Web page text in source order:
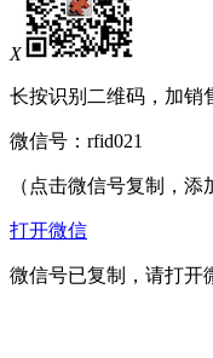
X
长按识别二维码，加销
微信号： rfid021
（点击微信号复制，添
打开微信
微信号已复制，请打开